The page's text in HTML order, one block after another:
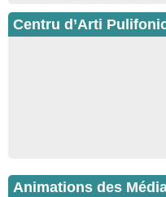
Centru d’Arti
Animations des